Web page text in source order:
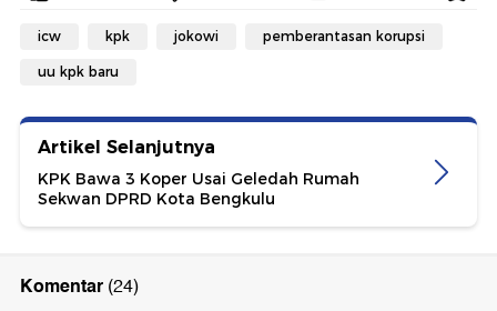
icw kpk jokowi pemberantasan korupsi
uu kpk baru
Artikel Selanjutnya
KPK Bawa 3 Koper Usai Geledah Rumah
Sekwan DPRD Kota Bengkulu